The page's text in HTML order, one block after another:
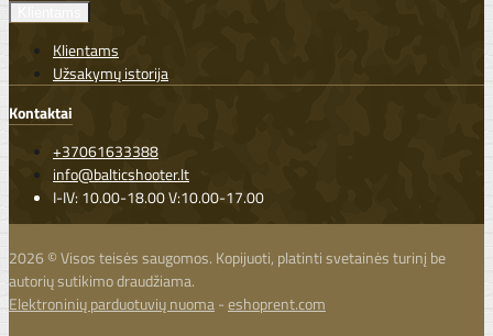
Klientams
Užsakymų istorija
Kontaktai
+37061633388
info@balticshooter.lt
I-IV: 10.00-18.00 V:10.00-17.00
2026 © Visos teisės saugomos. Kopijuoti, platinti svetainės turinį be
autorių sutikimo draudžiama.
Elektroninių parduotuvių nuoma-eshoprent.com